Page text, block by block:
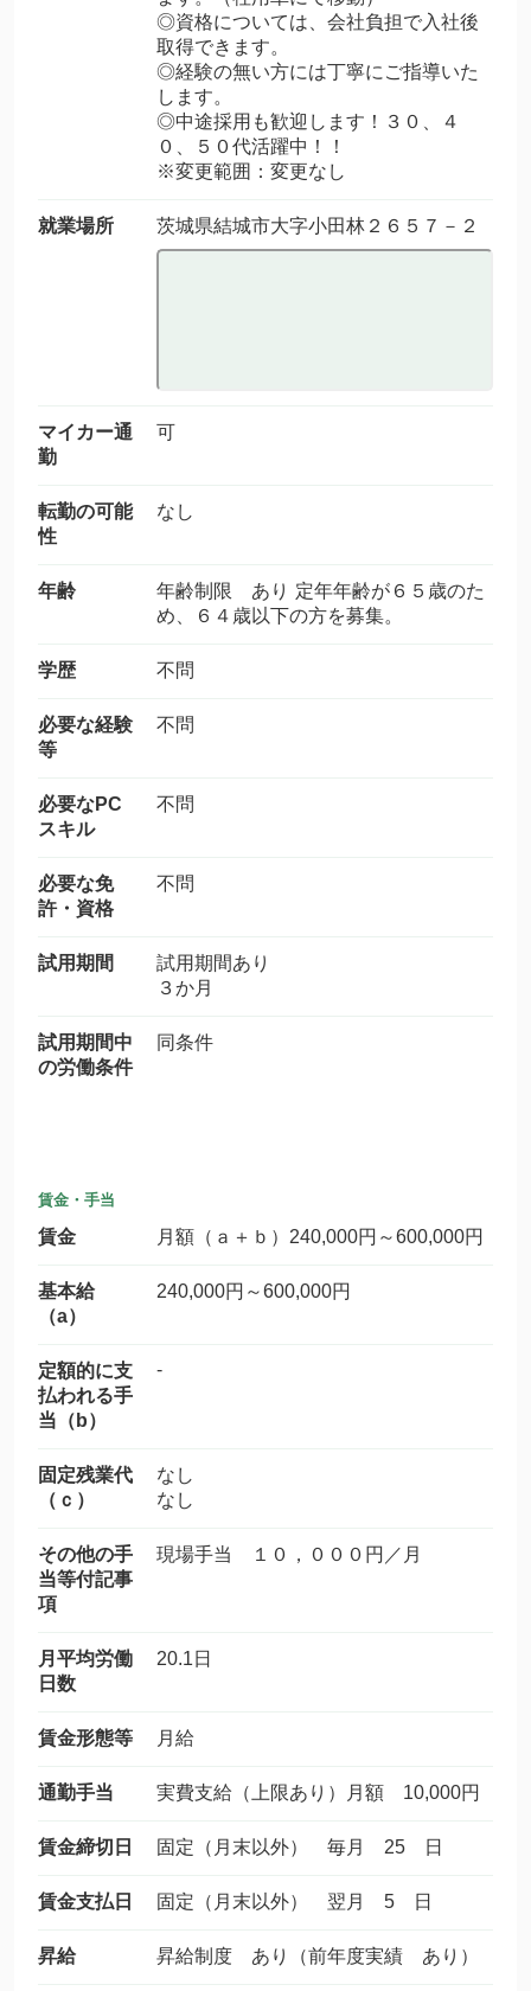
◎資格については、会社負担で入社後
取得できます。
◎経験の無い方には丁寧にご指導いた
します。
◎中途採用も歓迎します！３０、４
０、５０代活躍中！！
※変更範囲：変更なし
就業場所 茨城県結城市大字小田林２６５７－２
マイカー通
勤
可
転勤の可能
性
なし
年齢
年齢制限 あり 定年年齢が６５歳のた
め、６４歳以下の方を募集。
学歴 不問
必要な経験
等
不問
必要なPC
スキル
不問
必要な免
許・資格
不問
試用期間
試用期間あり
３か月
試用期間中
の労働条件
同条件
賃金・手当
賃金 月額（ａ＋ｂ）240,000円～600,000円
基本給
（a）
240,000円～600,000円
定額的に支
払われる手
当（b）
-
固定残業代
（ｃ）
なし
なし
その他の手
当等付記事
項
現場手当 １０，０００円／月
月平均労働
日数
20.1日
賃金形態等 月給
通勤手当 実費支給（上限あり）月額 10,000円
賃金締切日 固定（月末以外） 毎月 25 日
賃金支払日 固定（月末以外） 翌月 5 日
昇給 昇給制度 あり（前年度実績 あり）